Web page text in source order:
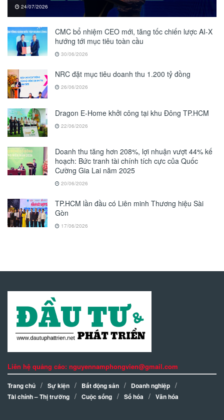
24/07/2026
CMC bổ nhiệm CEO mới, tăng tốc chiến lược AI-X
hướng tới mục tiêu toàn cầu
30/06/2026
NRC đặt mục tiêu doanh thu 1.200 tỷ đồng
26/06/2026
Dragon E-Home khởi công tại khu Đông TP.HCM
22/06/2026
Doanh thu tăng hơn 208%, lợi nhuận vượt 44% kế
hoạch: Bức tranh tài chính tích cực của Quốc
Cường Gia Lai năm 2025
20/06/2026
TP.HCM lần đầu có Liên minh Thương hiệu Sài
Gòn
17/06/2026
Liên hệ quảng cáo: nguyennamphongvien@gmail.com
Trang chủ Sự kiện Bất động sản
Doanh nghiệp
Tài chính – Thị trường
Cuộc sống Số hóa Văn hóa